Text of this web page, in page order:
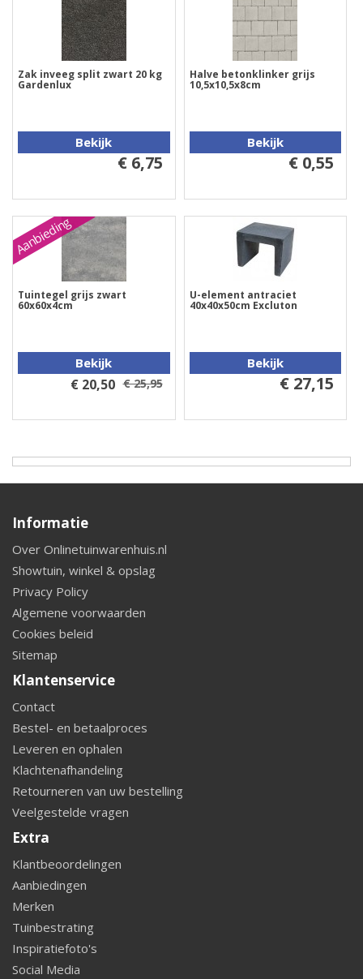
Zak inveeg split zwart 20 kg
Gardenlux
Bekijk
€ 6,75
Halve betonklinker grijs
10,5x10,5x8cm
Bekijk
€ 0,55
Aanbieding
Tuintegel grijs zwart
60x60x4cm
Bekijk
€ 20,50 € 25,95
U-element antraciet
40x40x50cm Excluton
Bekijk
€ 27,15
Informatie
Over Onlinetuinwarenhuis.nl
Showtuin, winkel & opslag
Privacy Policy
Algemene voorwaarden
Cookies beleid
Sitemap
Klantenservice
Contact
Bestel- en betaalproces
Leveren en ophalen
Klachtenafhandeling
Retourneren van uw bestelling
Veelgestelde vragen
Extra
Klantbeoordelingen
Aanbiedingen
Merken
Tuinbestrating
Inspiratiefoto's
Social Media